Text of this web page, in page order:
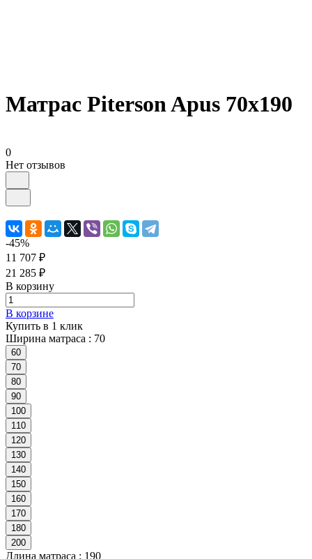
Матрас Piterson Apus 70х190
0
Нет отзывов
-45%
11 707 ₽
21 285 ₽
В корзину
В корзине
Купить в 1 клик
Ширина матраса : 70
60
70
80
90
100
110
120
130
140
150
160
170
180
200
Длина матраса : 190